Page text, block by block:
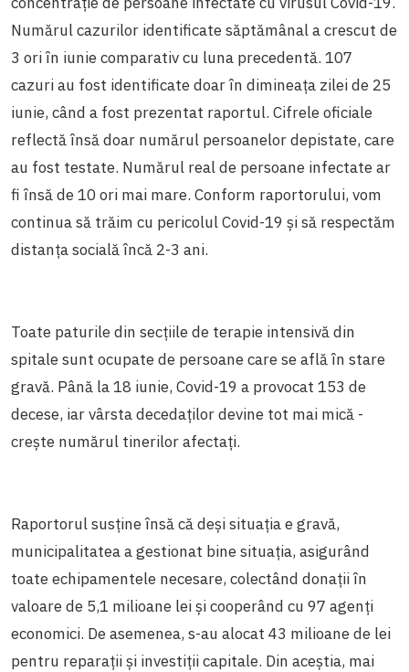
Numărul cazurilor identificate săptămânal a crescut de
3 ori în iunie comparativ cu luna precedentă. 107
cazuri au fost identificate doar în dimineața zilei de 25
iunie, când a fost prezentat raportul. Cifrele oficiale
reflectă însă doar numărul persoanelor depistate, care
au fost testate. Numărul real de persoane infectate ar
fi însă de 10 ori mai mare. Conform raportorului, vom
continua să trăim cu pericolul Covid-19 și să respectăm
distanța socială încă 2-3 ani.
Toate paturile din secțiile de terapie intensivă din
spitale sunt ocupate de persoane care se află în stare
gravă. Până la 18 iunie, Covid-19 a provocat 153 de
decese, iar vârsta decedaților devine tot mai mică -
crește numărul tinerilor afectați.
Raportorul susține însă că deși situația e gravă,
municipalitatea a gestionat bine situația, asigurând
toate echipamentele necesare, colectând donații în
valoare de 5,1 milioane lei și cooperând cu 97 agenți
economici. De asemenea, s-au alocat 43 milioane de lei
pentru reparații și investiții capitale. Din aceștia, mai